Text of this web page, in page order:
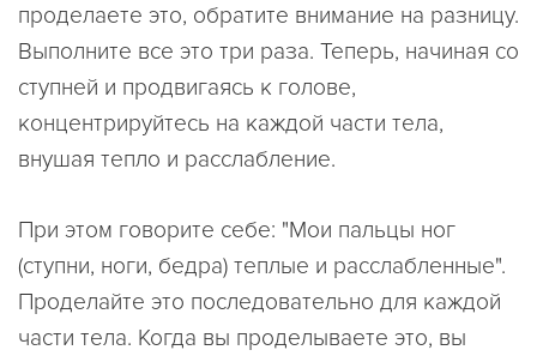
проделаете это, обратите внимание на разницу.
Выполните все это три раза. Теперь, начиная со
ступней и продвигаясь к голове,
концентрируйтесь на каждой части тела,
внушая тепло и расслабление.
При этом говорите себе: "Мои пальцы ног
(ступни, ноги, бедра) теплые и расслабленные".
Проделайте это последовательно для каждой
части тела. Когда вы проделываете это, вы